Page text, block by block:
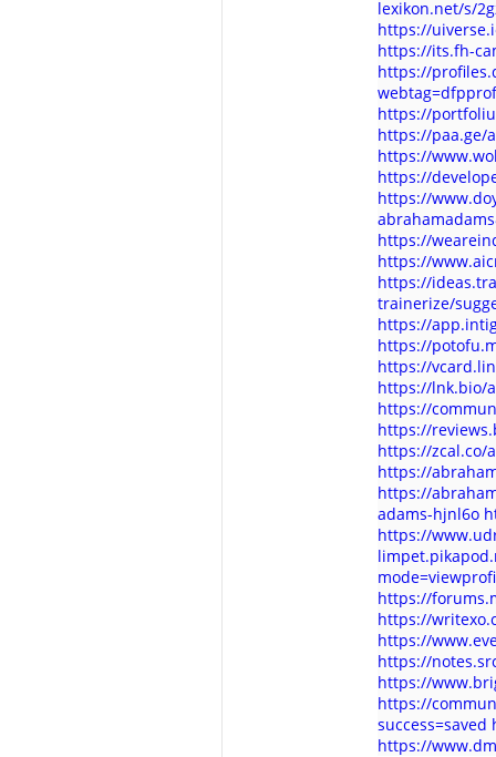
lexikon.net/s/
https://
https://its.fh-
https://
https://
https://paa.ge/
https://
https://
https://
https://
https://
https://
trainerize/
https://
https://
https://
https://lnk.bio/
https://
https://
https://zcal.co/
https://
https://
adams-hjnl6o
https://
https://
https://
https://
https://
https://
https://
success=saved
https://